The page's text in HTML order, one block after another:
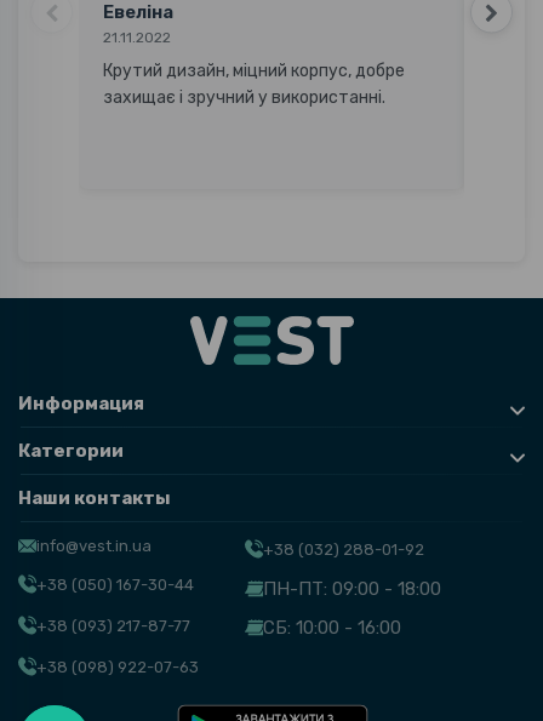
Евеліна
21.11.2022
Крутий дизайн, міцний корпус, добре
захищає і зручний у використанні.
Ігор
Информация
Категории
Наши контакты
info@vest.in.ua
+38 (050) 167-30-44
+38 (093) 217-87-77
+38 (098) 922-07-63
+38 (032) 288-01-92
ПН-ПТ: 09:00 - 18:00
СБ: 10:00 - 16:00